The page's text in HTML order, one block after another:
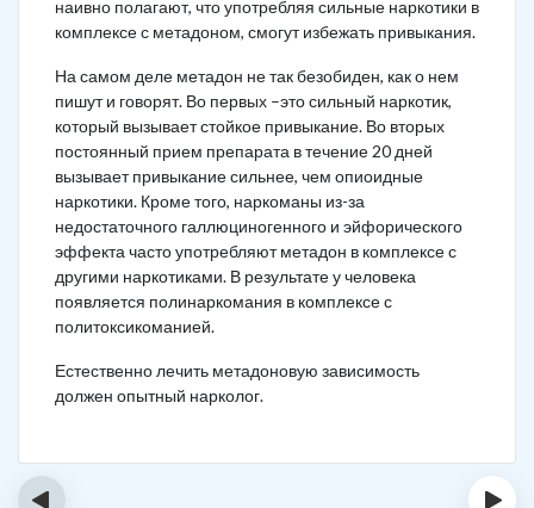
наивно полагают, что употребляя сильные наркотики в
комплексе с метадоном, смогут избежать привыкания.
На самом деле метадон не так безобиден, как о нем
пишут и говорят. Во первых –это сильный наркотик,
который вызывает стойкое привыкание. Во вторых
постоянный прием препарата в течение 20 дней
вызывает привыкание сильнее, чем опиоидные
наркотики. Кроме того, наркоманы из-за
недостаточного галлюциногенного и эйфорического
эффекта часто употребляют метадон в комплексе с
другими наркотиками. В результате у человека
появляется полинаркомания в комплексе с
политоксикоманией.
Естественно лечить метадоновую зависимость
должен опытный нарколог.
‹ ›